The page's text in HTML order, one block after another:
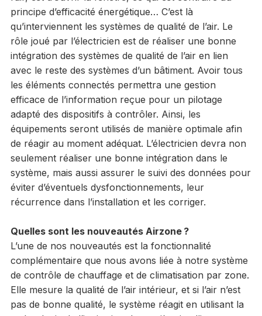
principe d’efficacité énergétique… C’est là
qu’interviennent les systèmes de qualité de l’air. Le
rôle joué par l’électricien est de réaliser une bonne
intégration des systèmes de qualité de l’air en lien
avec le reste des systèmes d’un bâtiment. Avoir tous
les éléments connectés permettra une gestion
efficace de l’information reçue pour un pilotage
adapté des dispositifs à contrôler. Ainsi, les
équipements seront utilisés de manière optimale afin
de réagir au moment adéquat. L’électricien devra non
seulement réaliser une bonne intégration dans le
système, mais aussi assurer le suivi des données pour
éviter d’éventuels dysfonctionnements, leur
récurrence dans l’installation et les corriger.
Quelles sont les nouveautés Airzone ?
L’une de nos nouveautés est la fonctionnalité
complémentaire que nous avons liée à notre système
de contrôle de chauffage et de climatisation par zone.
Elle mesure la qualité de l’air intérieur, et si l’air n’est
pas de bonne qualité, le système réagit en utilisant la